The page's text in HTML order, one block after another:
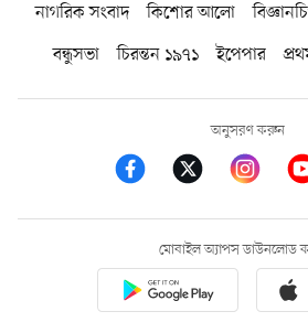
নাগরিক সংবাদ কিশোর আলো
বন্ধুসভা
চিরন্তন ১৯৭১ ইপেপার
অনুসরণ করুন
মোবাইল অ্যাপস ডাউনলোড